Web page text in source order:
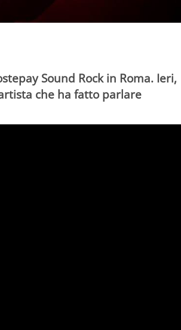
Sound Rock in Roma. Ieri,
che ha fatto parlare